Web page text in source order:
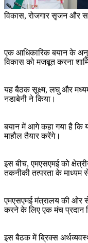
विकास, रोजगार सृजन और
एक आधिकारिक बयान के
विकास को मजबूत करना
यह बैठक सूक्ष्म, लघु और मध्यम
नडाबेनी ने किया।
बयान में आगे कहा गया है कि
माहौल तैयार करेंगे।
इस बीच, एमएसएमई को
तकनीकी तत्परता के माध्यम
एमएसएमई मंत्रालय की ओर
करने के लिए एक मंच प्रदान
इस बैठक में ब्रिक्स